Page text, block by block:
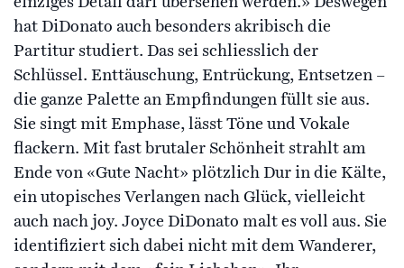
hat DiDonato auch besonders akribisch die
Partitur studiert. Das sei schliesslich der
Schlüssel. Enttäuschung, Entrückung, Entsetzen –
die ganze Palette an Empfindungen füllt sie aus.
Sie singt mit Emphase, lässt Töne und Vokale
flackern. Mit fast brutaler Schönheit strahlt am
Ende von «Gute Nacht» plötzlich Dur in die Kälte,
ein utopisches Verlangen nach Glück, vielleicht
auch nach joy. Joyce DiDonato malt es voll aus. Sie
identifiziert sich dabei nicht mit dem Wanderer,